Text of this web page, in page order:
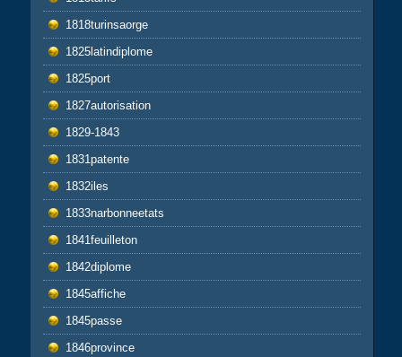
1818turinsaorge
1825latindiplome
1825port
1827autorisation
1829-1843
1831patente
1832iles
1833narbonneetats
1841feuilleton
1842diplome
1845affiche
1845passe
1846province